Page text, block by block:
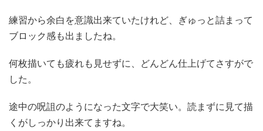
練習から余白を意識出来ていたけれど、ぎゅっと詰まって
ブロック感も出ましたね。
何枚描いても疲れも見せずに、どんどん仕上げてさすがで
した。
途中の呪詛のようになった文字で大笑い。読まずに見て描
くがしっかり出来てますね。